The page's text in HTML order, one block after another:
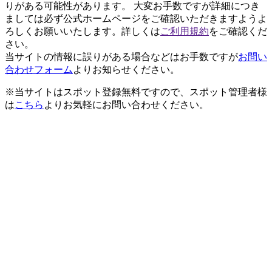
りがある可能性があります。 大変お手数ですが詳細につき
ましては必ず公式ホームページをご確認いただきますようよ
ろしくお願いいたします。詳しくはご利用規約をご確認くだ
さい。
当サイトの情報に誤りがある場合などはお手数ですがお問い
合わせフォーム よりお知らせください。
※当サイトはスポット登録無料ですので、スポット管理者様
はこちら よりお気軽にお問い合わせください。